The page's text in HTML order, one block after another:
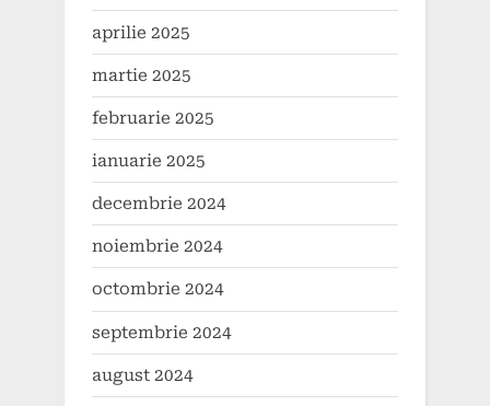
aprilie 2025
martie 2025
februarie 2025
ianuarie 2025
decembrie 2024
noiembrie 2024
octombrie 2024
septembrie 2024
august 2024